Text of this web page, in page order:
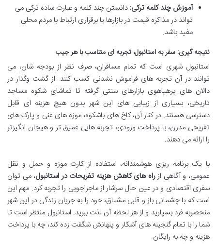
آموزش چند کلمه ترکی: دانستن چند کلمه و عبارت ساده ترکی می
تواند در مذاکره قیمت در بازارها یا برقراری ارتباط با مردم محلی
مفید باشد.
نتیجه گیری: سفر به استانبول، تجربه ای متناسب با هر جیب
استانبول شهری است که تمام مسافران، صرف نظر از بودجه شان، می
توانند در آن تجربه های فراموش نشدنی کسب کنند. از گشت وگذار در
دالان های پرهیاهوی بازارهای سنتی گرفته تا تماشای شکوه مساجد
تاریخی، بسیاری از زیبایی های این شهر بدون هیچ هزینه ای قابل
دسترسی هستند. در کنار آن، کاخ های باشکوه، موزه های غنی و پارک های
تفریحی مدرن، با پرداخت ورودی، تجربه هایی عمیق تر و هیجان انگیزتر
را ارائه می دهند.
با یک برنامه ریزی هوشمندانه، استفاده از کارت موزه و حمل و نقل
عمومی، و آگاهی ازراه های کاهش هزینه تفریحات در استانبول، می توان
سفری اقتصادی و در عین حال سرشار از ماجراجویی را تجربه کرد. مهم این
است که با چشمانی باز و قلبی مشتاق، خود را به جریان زندگی در این شهر
منحصربه فرد بسپارید و از هر لحظه آن لذت ببرید. استانبول منتظر است تا
شما را با تمام گنجینه های آشکار و پنهانش شگفت زده کند، چه با پرداخت
هزینه و چه به رایگان.